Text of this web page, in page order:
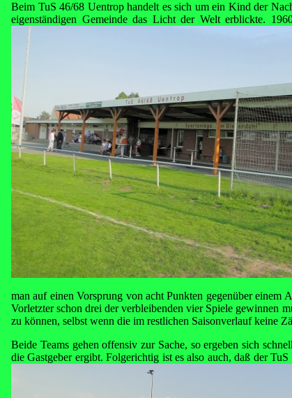
Beim TuS 46/68 Uentrop handelt es sich um ein Kind der
eigenständigen Gemeinde das Licht der Welt erblickte.
man auf einen Vorsprung von acht Punkten gegenüber
Vorletzter schon drei der verbleibenden vier Spiele gewinnen
zu können, selbst wenn die im restlichen Saisonverlauf keine
Beide Teams gehen offensiv zur Sache, so ergeben sich
die Gastgeber ergibt. Folgerichtig ist es also auch, daß der